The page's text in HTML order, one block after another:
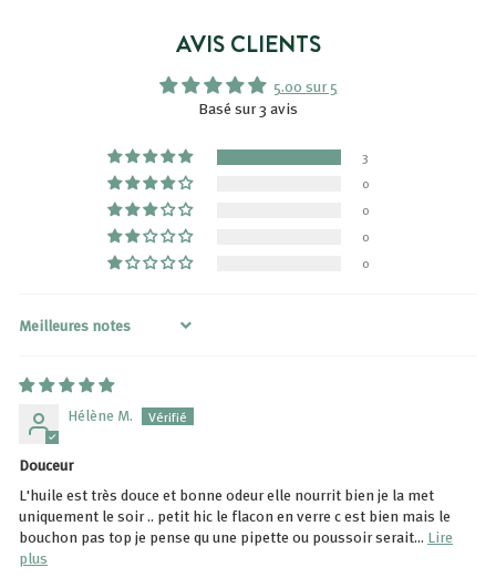
AVIS CLIENTS
5.00 sur 5
Basé sur 3 avis
3
0
0
0
0
Sort by
Hélène M.
Douceur
L'huile est très douce et bonne odeur elle nourrit bien je la met
uniquement le soir .. petit hic le flacon en verre c est bien mais le
bouchon pas top je pense qu une pipette ou poussoir serait... Lire
plus